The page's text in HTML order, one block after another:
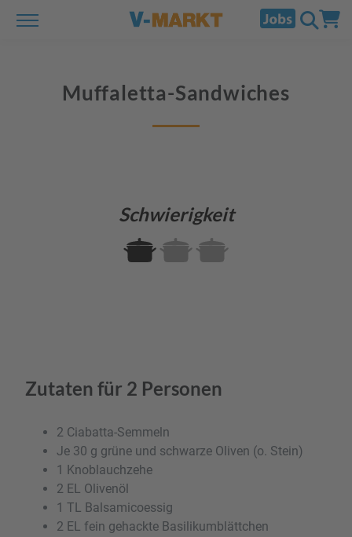
Muffaletta-Sandwiches
Schwierigkeit
Zutaten für 2 Personen
2 Ciabatta-Semmeln
Je 30 g grüne und schwarze Oliven (o. Stein)
1 Knoblauchzehe
2 EL Olivenöl
1 TL Balsamicoessig
2 EL fein gehackte Basilikumblättchen